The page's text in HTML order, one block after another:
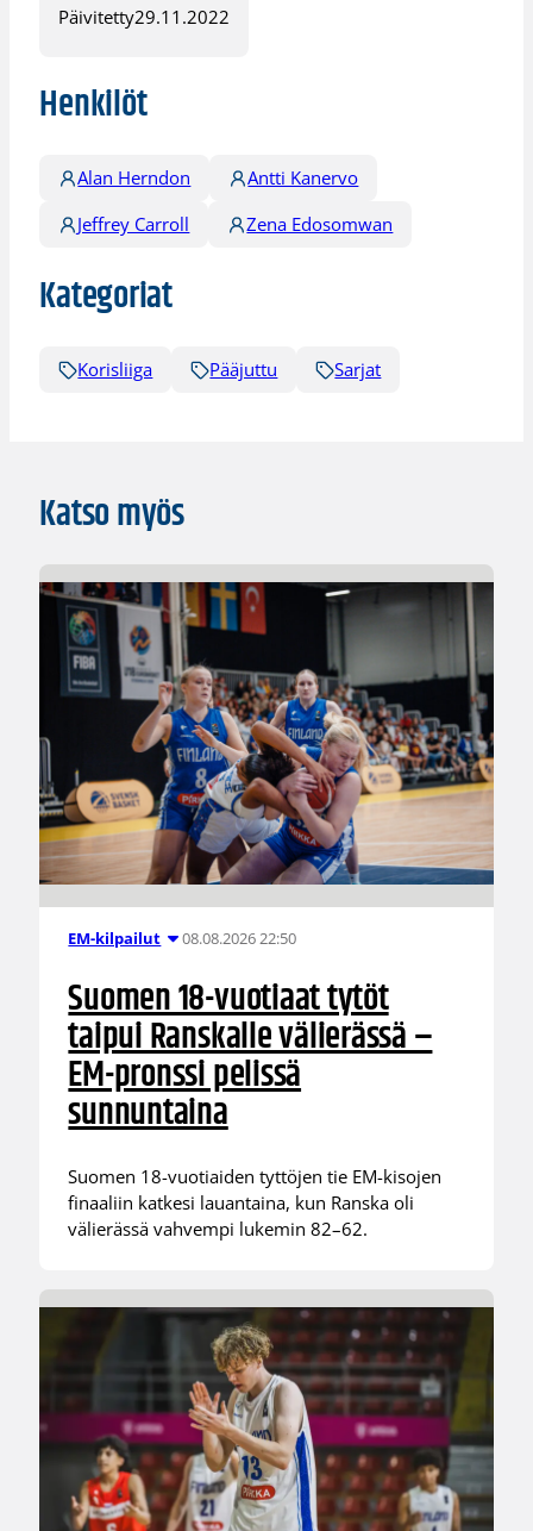
Päivitetty29.11.2022
Henkilöt
Alan Herndon
Antti Kanervo
Jeffrey Carroll
Zena Edosomwan
Kategoriat
Korisliiga Pääjuttu Sarjat
Katso myös
EM-kilpailut 08.08.2026 22:50
Suomen 18-vuotiaat tytöt
taipui Ranskalle välierässä –
EM-pronssi pelissä
sunnuntaina
Suomen 18-vuotiaiden tyttöjen tie EM-kisojen
finaaliin katkesi lauantaina, kun Ranska oli
välierässä vahvempi lukemin 82–62.